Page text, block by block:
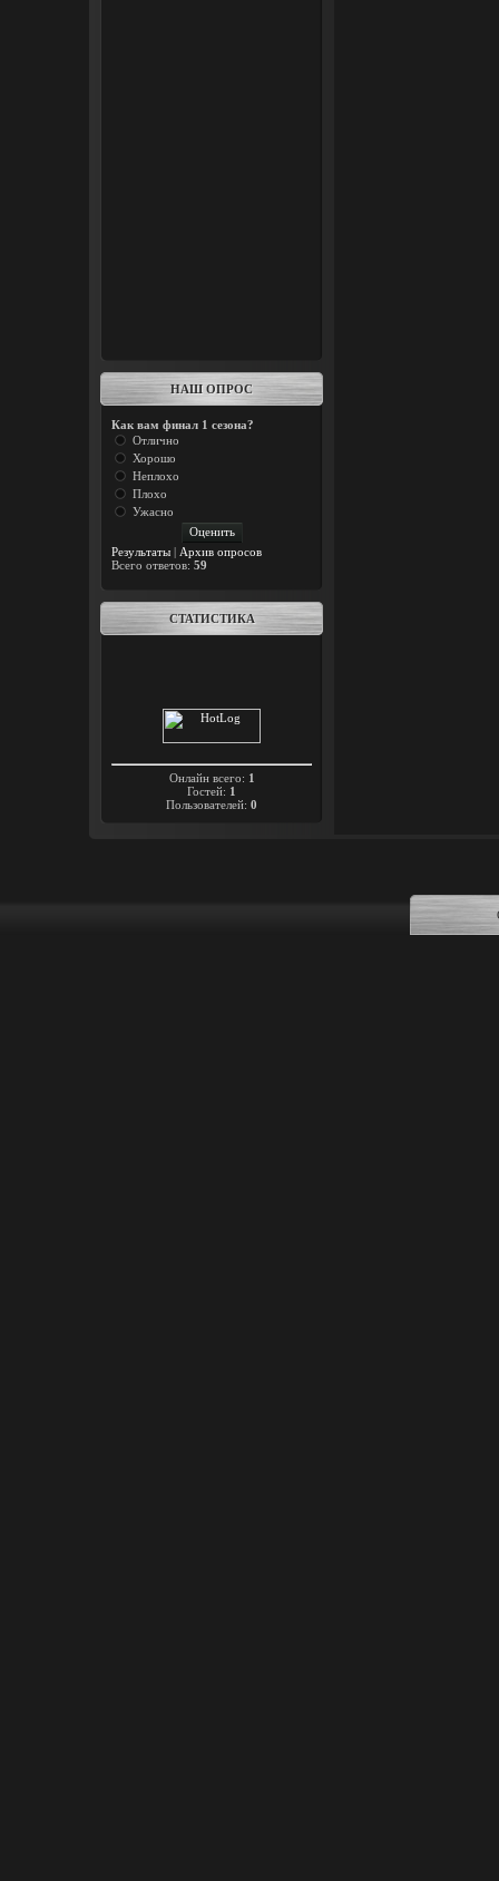
НАШ ОПРОС
Как вам финал 1 сезона?
Отлично
Хорошо
Неплохо
Плохо
Ужасно
Результаты | Архив опросов
Всего ответов: 59
СТАТИСТИКА
Онлайн всего: 1
Гостей: 1
Пользователей: 0